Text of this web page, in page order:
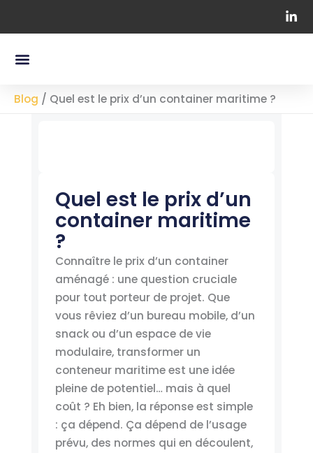
Menu
Blog / Quel est le prix d’un container maritime ?
Quel est le prix d’un
container maritime
?
Connaître le prix d’un container
aménagé : une question cruciale
pour tout porteur de projet. Que
vous rêviez d’un bureau mobile, d’un
snack ou d’un espace de vie
modulaire, transformer un
conteneur maritime est une idée
pleine de potentiel… mais à quel
coût ? Eh bien, la réponse est simple
: ça dépend. Ça dépend de l’usage
prévu, des normes qui en découlent,